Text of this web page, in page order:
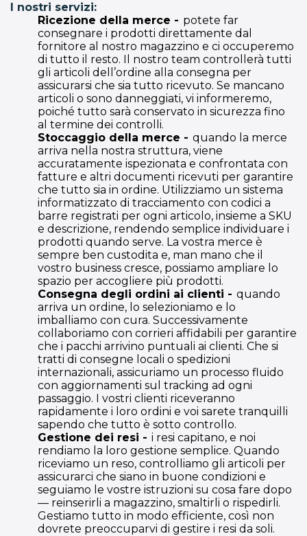
I nostri servizi:
Ricezione della merce - potete far
consegnare i prodotti direttamente dal
fornitore al nostro magazzino e ci occuperemo
di tutto il resto. Il nostro team controllerà tutti
gli articoli dell’ordine alla consegna per
assicurarsi che sia tutto ricevuto. Se mancano
articoli o sono danneggiati, vi informeremo,
poiché tutto sarà conservato in sicurezza fino
al termine dei controlli.
Stoccaggio della merce - quando la merce
arriva nella nostra struttura, viene
accuratamente ispezionata e confrontata con
fatture e altri documenti ricevuti per garantire
che tutto sia in ordine. Utilizziamo un sistema
informatizzato di tracciamento con codici a
barre registrati per ogni articolo, insieme a SKU
e descrizione, rendendo semplice individuare i
prodotti quando serve. La vostra merce è
sempre ben custodita e, man mano che il
vostro business cresce, possiamo ampliare lo
spazio per accogliere più prodotti.
Consegna degli ordini ai clienti - quando
arriva un ordine, lo selezioniamo e lo
imballiamo con cura. Successivamente
collaboriamo con corrieri affidabili per garantire
che i pacchi arrivino puntuali ai clienti. Che si
tratti di consegne locali o spedizioni
internazionali, assicuriamo un processo fluido
con aggiornamenti sul tracking ad ogni
passaggio. I vostri clienti riceveranno
rapidamente i loro ordini e voi sarete tranquilli
sapendo che tutto è sotto controllo.
Gestione dei resi - i resi capitano, e noi
rendiamo la loro gestione semplice. Quando
riceviamo un reso, controlliamo gli articoli per
assicurarci che siano in buone condizioni e
seguiamo le vostre istruzioni su cosa fare dopo
— reinserirli a magazzino, smaltirli o rispedirli.
Gestiamo tutto in modo efficiente, così non
dovrete preoccuparvi di gestire i resi da soli.